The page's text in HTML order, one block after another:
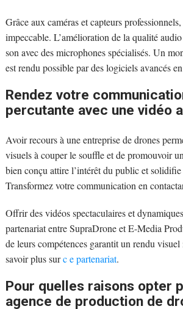
Grâce aux caméras et capteurs
impeccable. L’amélioration de la qualité
son avec des microphones spécialisés. Un
est rendu possible par des logiciels avancés
Rendez votre
percutante avec une vidéo
Avoir recours à une entreprise de drones
visuels à couper le souffle et de promouvoir
bien conçu attire l’intérêt du public et solidifie
Transformez votre communication en
Offrir des vidéos spectaculaires et
partenariat entre SupraDrone et E-Media
de leurs compétences garantit un rendu
savoir plus surc e partenariat.
Pour quelles raisons opter
agence de production de